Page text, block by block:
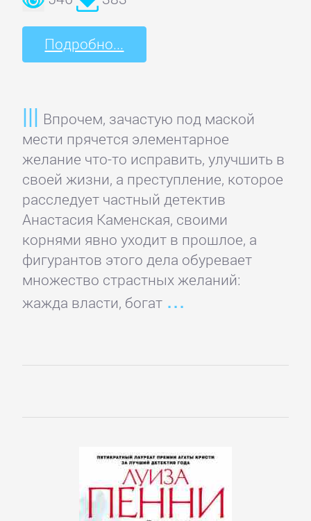
Подробно...
Впрочем, зачастую под маской
мести прячется элементарное
желание что-то исправить, улучшить в
своей жизни, а преступление, которое
расследует частный детектив
Анастасия Каменская, своими
корнями явно уходит в прошлое, а
фигурантов этого дела обуревает
множество страстных желаний:
жажда власти, богат
Литература
20
Мифы.
Легенды.
Эпос
Русская
классика
Советская
литература
литература:
ЛИТЕРАТУРА